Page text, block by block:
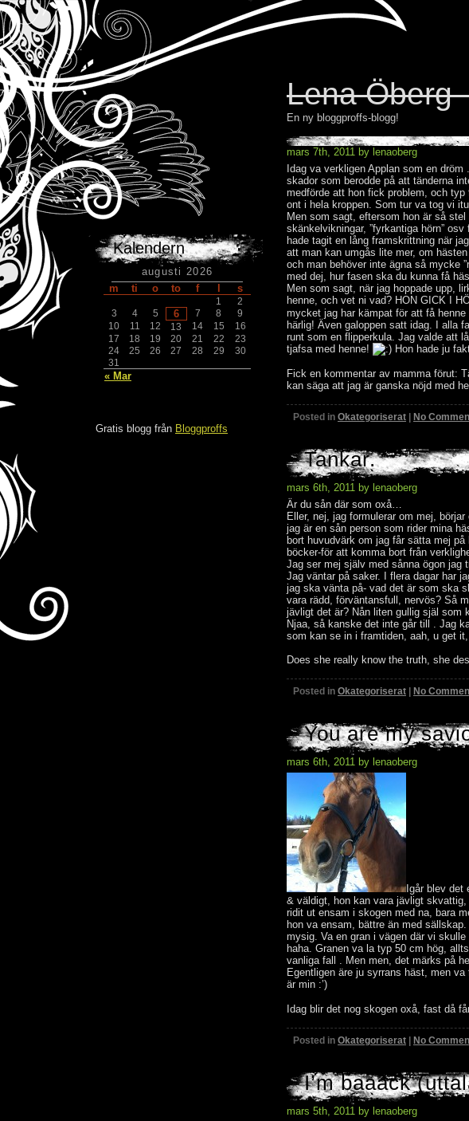
Lena Öberg
En ny bloggproffs-blogg!
mars 7th, 2011 by lenaoberg
Idag va verkligen Applan som en
skador som berodde på att tänderna
medförde att hon fick problem, och
ont i hela kroppen. Som tur va tog vi
Men som sagt, eftersom hon är så
skänkelvikningar, ”fyrkantiga hörn”
hade tagit en lång framskrittning när
att man kan umgås lite mer, om
och man behöver inte ägna så mycke
med dej, hur fasen ska du kunna få
Men som sagt, när jag hoppade upp,
henne, och vet ni vad? HON GICK I
mycket jag har kämpat för att få
härlig! Även galoppen satt idag. I alla
runt som en flipperkula. Jag valde att
tjafsa med henne!
Hon hade ju
Fick en kommentar av mamma förut:
kan säga att jag är ganska nöjd med
Posted in Okategoriserat | No
Tankar.
mars 6th, 2011 by lenaoberg
Är du sån där som oxå…
Eller, nej, jag formulerar om mej, börjar
jag är en sån person som rider mina
bort huvudvärk om jag får sätta mej
böcker-för att komma bort från
Jag ser mej själv med sånna ögon
Jag väntar på saker. I flera dagar har
jag ska vänta på- vad det är som ska
vara rädd, förväntansfull, nervös? Så
jävligt det är? Nån liten gullig själ som
Njaa, så kanske det inte går till . Jag
som kan se in i framtiden, aah, u get
Does she really know the truth, she
Posted in Okategoriserat | No
You are my
mars 6th, 2011 by lenaoberg
Igår blev
& väldigt, hon kan vara jävligt
ridit ut ensam i skogen med na, bara
hon va ensam, bättre än med
mysig. Va en gran i vägen där vi
haha. Granen va la typ 50 cm hög,
vanliga fall . Men men, det märks på
Egentligen äre ju syrrans häst, men
är min :’)
Idag blir det nog skogen oxå, fast då
Posted in Okategoriserat No
I’m baaack
mars 5th, 2011 by lenaoberg
Kalendern
augusti 2026
m
ti o to f s
« Mar
1
2
3
4 5 6 7 8
9
10
11 12 13 14 15
16
17
18 19 20 21 22
23
24
25 26 27 28 29
30
31
Gratis blogg från Bloggproffs